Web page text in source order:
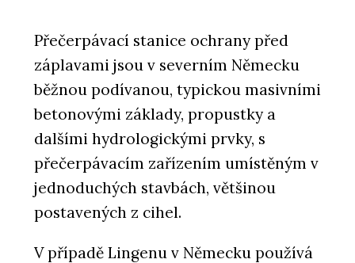
Přečerpávací stanice ochrany před
záplavami jsou v severním Německu
běžnou podívanou, typickou masivními
betonovými základy, propustky a
dalšími hydrologickými prvky, s
přečerpávacím zařízením umístěným v
jednoduchých stavbách, většinou
postavených z cihel.
V případě Lingenu v Německu používá